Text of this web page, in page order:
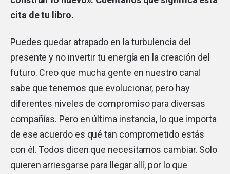
cita de tu libro.
Puedes quedar atrapado en la turbulencia del
presente y no invertir tu energía en la creación del
futuro. Creo que mucha gente en nuestro canal
sabe que tenemos que evolucionar, pero hay
diferentes niveles de compromiso para diversas
compañías. Pero en última instancia, lo que importa
de ese acuerdo es qué tan comprometido estás
con él. Todos dicen que necesitamos cambiar. Solo
quieren arriesgarse para llegar allí, por lo que